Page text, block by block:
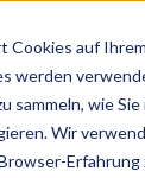
Cookies auf Ihrem
werden
sammeln, wie Sie
Wir
Erfahrung